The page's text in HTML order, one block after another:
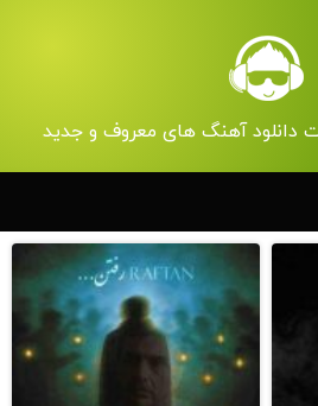
دانلود آهنگ های معروف و جدید